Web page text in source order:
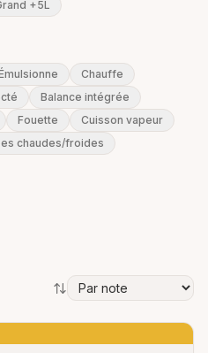
+5L
Chauffe
Balance intégrée
Fouette
Cuisson vapeur
chaudes/froides
Trier par